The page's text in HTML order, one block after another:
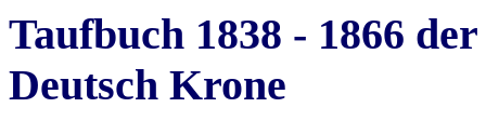
Taufbuch 1838 - 1866
Deutsch Krone